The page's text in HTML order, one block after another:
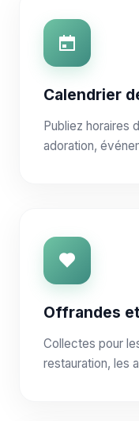
Calendrier
Publiez horaires
adoration,
Offrandes
Collectes pour
restauration, les